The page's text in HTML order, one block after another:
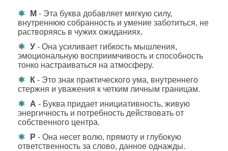
М - Эта буква добавляет мягкую силу,
внутреннюю собранность и умение заботиться, не
растворяясь в чужих ожиданиях.
У - Она усиливает гибкость мышления,
эмоциональную восприимчивость и способность
тонко настраиваться на атмосферу.
К - Это знак практического ума, внутреннего
стержня и уважения к четким личным границам.
А - Буква придает инициативность, живую
энергичность и потребность действовать от
собственного центра.
Р - Она несет волю, прямоту и глубокую
ответственность за слово, данное однажды.